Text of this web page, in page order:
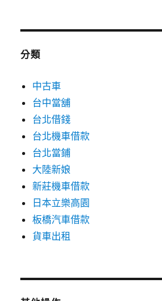
分類
中古車
台中當舖
台北借錢
台北機車借款
台北當鋪
大陸新娘
新莊機車借款
日本立樂高園
板橋汽車借款
貨車出租